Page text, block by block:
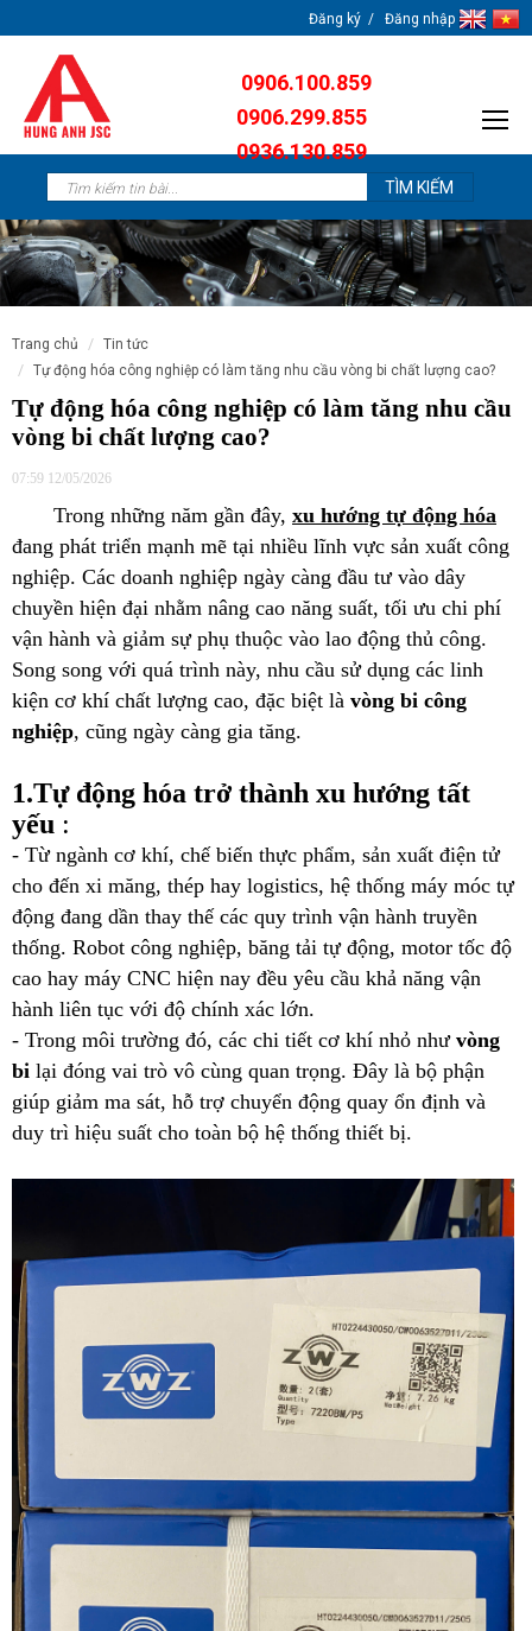
Đăng ký Đăng nhập
0906.100.859
0906.299.855
0936.130.859
trang chủ
tin tức
tự động hóa công nghiệp có làm tăng nhu cầu vòng bi chất lượng cao?
Tự động hóa công nghiệp có làm tăng nhu cầu
vòng bi chất lượng cao?
07:59 12/05/2026
Trong những năm gần đây, xu hướng tự động hóa
đang phát triển mạnh mẽ tại nhiều lĩnh vực sản xuất công
nghiệp. Các doanh nghiệp ngày càng đầu tư vào dây
chuyền hiện đại nhằm nâng cao năng suất, tối ưu chi phí
vận hành và giảm sự phụ thuộc vào lao động thủ công.
Song song với quá trình này, nhu cầu sử dụng các linh
kiện cơ khí chất lượng cao, đặc biệt là vòng bi công
nghiệp, cũng ngày càng gia tăng.
1.Tự động hóa trở thành xu hướng tất
yếu :
- Từ ngành cơ khí, chế biến thực phẩm, sản xuất điện tử
cho đến xi măng, thép hay logistics, hệ thống máy móc tự
động đang dần thay thế các quy trình vận hành truyền
thống. Robot công nghiệp, băng tải tự động, motor tốc độ
cao hay máy CNC hiện nay đều yêu cầu khả năng vận
hành liên tục với độ chính xác lớn.
- Trong môi trường đó, các chi tiết cơ khí nhỏ như vòng
bi lại đóng vai trò vô cùng quan trọng. Đây là bộ phận
giúp giảm ma sát, hỗ trợ chuyển động quay ổn định và
duy trì hiệu suất cho toàn bộ hệ thống thiết bị.